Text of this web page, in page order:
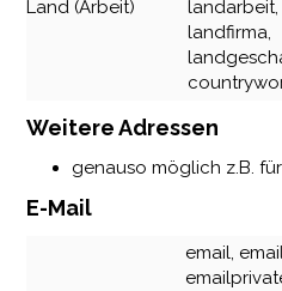
Land (Arbeit)
landarbeit,
landfirma,
Weitere Adressen
genauso möglich z.B. für
E-Mail
email,